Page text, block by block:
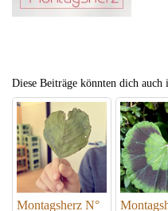
Diese Beiträge könnten dich auch
Montagsherz N°